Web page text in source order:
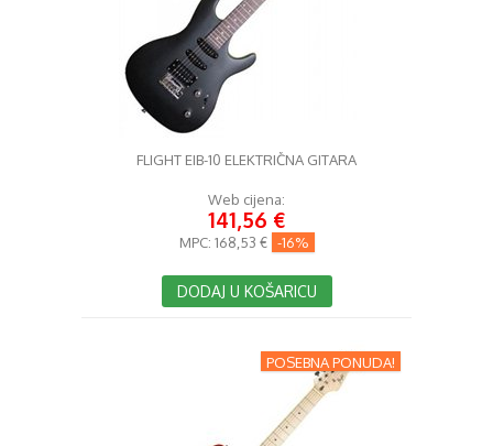
FLIGHT EIB-10 ELEKTRIČNA GITARA
Web cijena:
141,56 €
MPC: 168,53 € -16%
DODAJ U KOŠARICU
POSEBNA PONUDA!